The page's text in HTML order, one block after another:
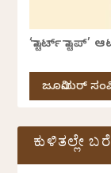
‘ಸ್ಟಾರ್ಟ್
ಜೂನಿಯರ್
ಕುಳಿತಲ್ಲೇ